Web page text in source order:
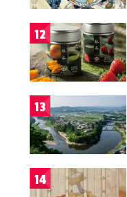
12
13
14